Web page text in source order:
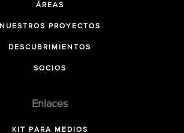
ÁREAS
NUESTROS PROYECTOS
DESCUBRIMIENTOS
SOCIOS
Enlaces
KIT PARA MEDIOS